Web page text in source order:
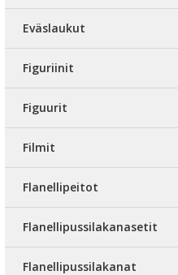
Eväslaukut
Figuriinit
Figuurit
Filmit
Flanellipeitot
Flanellipussilakanasetit
Flanellipussilakanat